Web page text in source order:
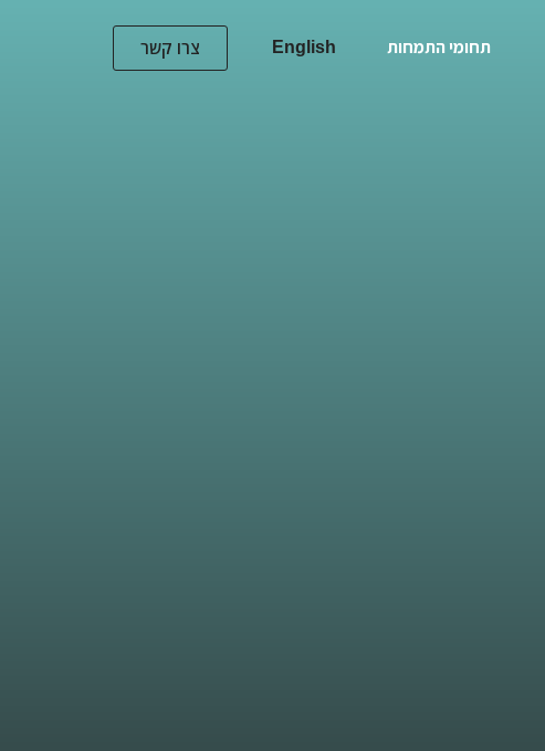
תחומי התמחות English צרו קשר